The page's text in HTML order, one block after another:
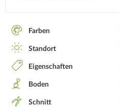
Farben
Standort
Eigenschaften
Boden
Schnitt